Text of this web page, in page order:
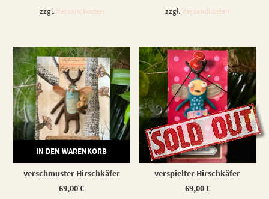
zzgl. Versandkosten
zzgl.Versandkosten
IN DEN WARENKORB
verschmuster Hirschkäfer
69,00€
WEITERLESEN
verspielter Hirschkäfer
69,00€